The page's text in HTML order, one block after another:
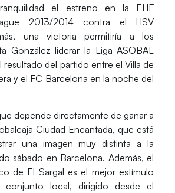
el estreno en la EHF
2013/2014 contra el HSV
una victoria permitiría a los
González liderar la Liga ASOBAL
del partido entre el Villa de
y el FC Barcelona en la noche del
depende directamente de ganar a
Ciudad Encantada, que está
una imagen muy distinta a la
sábado en Barcelona. Además, el
de El Sargal es el mejor estímulo
conjunto local, dirigido desde el